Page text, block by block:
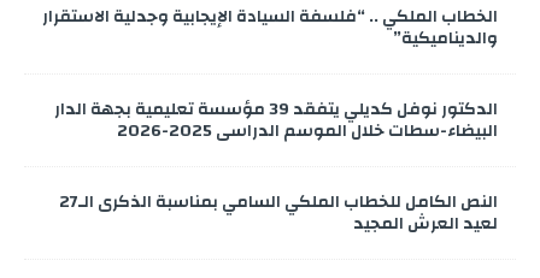
الخطاب الملكي .. “فلسفة السيادة الإيجابية وجدلية الاستقرار
والديناميكية”
الدكتور نوفل كديلي يتفقد 39 مؤسسة تعليمية بجهة الدار
البيضاء-سطات خلال الموسم الدراسي 2025-2026
النص الكامل للخطاب الملكي السامي بمناسبة الذكرى الـ27
لعيد العرش المجيد